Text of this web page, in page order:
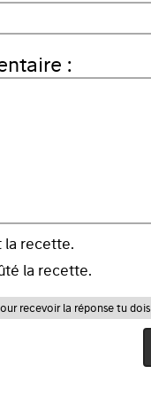
:
recette.
la recette.
recevoir la réponse tu dois